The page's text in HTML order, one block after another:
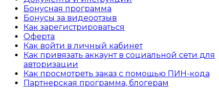
Бонусная программа
Бонусы за видеоотзыв
Как зарегистрироваться
Оферта
Как войти в личный кабинет
Как привязать аккаунт в социальной сети для
авторизации
Как просмотреть заказ с помощью ПИН-кода
Партнерская программа, блогерам